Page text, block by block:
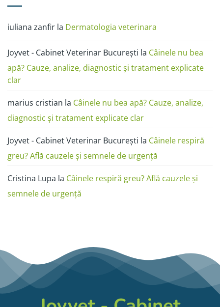
cum
o
alergie
sau
iuliana zanfir la Dermatologia veterinara
Joyvet - Cabinet Veterinar București la Câinele nu bea
apă? Cauze, analize, diagnostic și tratament explicate
clar
marius cristian la Câinele nu bea apă? Cauze, analize,
diagnostic și tratament explicate clar
Joyvet - Cabinet Veterinar București la Câinele respiră
greu? Află cauzele și semnele de urgență
Cristina Lupa la Câinele respiră greu? Află cauzele și
semnele de urgență